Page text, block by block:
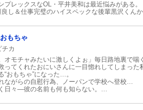
プレックスなOL・平井美和は最近悩みがある。
し＆仕事完璧のハイスペックな後輩黒沢くん
日、とあるハプニングで接近し黒沢くんが興
もちゃ
カ
オモチャみたいに激しくよぉ」毎日路地裏で喘
ってくれたおにいさんに一目惚れしてしまった
“おもちゃ”になった…。
ながらの自慰行為、ノーパンで学校へ登校…
日々―彼の名前も何も知らない。